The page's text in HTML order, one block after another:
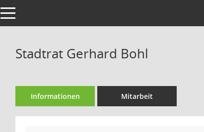
Toggle navigation
Stadtrat Gerhard Bohl
Informationen Mitarbeit